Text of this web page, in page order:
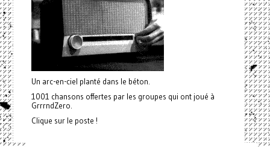
Un arc-en-ciel planté dans le béton.
1001 chansons offertes par les groupes qui ont joué à
GrrrndZero.
Clique sur le poste !